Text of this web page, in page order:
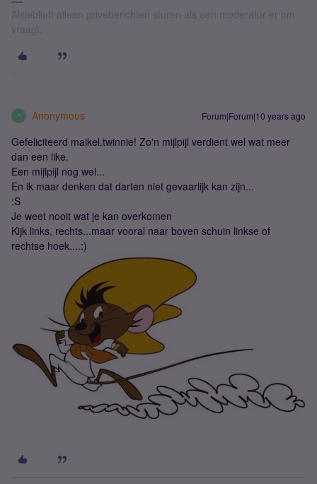
Alsjeblieft alleen privéberichten sturen als een moderator er om
vraagt.
A Anonymous Forum|Forum|10 years ago
Gefeliciteerd maikel.twinnie! Zo'n mijlpijl verdient wel wat meer
dan een like.
Een mijlpijl nog wel...
En ik maar denken dat darten niet gevaarlijk kan zijn...
:S
Je weet nooit wat je kan overkomen
Kijk links, rechts...maar vooral naar boven schuin linkse of
rechtse hoek....:)